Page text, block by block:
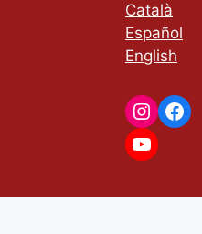
Català
Español
English